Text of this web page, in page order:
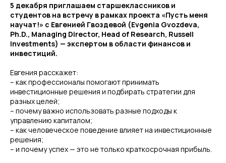
5 декабря приглашаем старшеклассников и
студентов на встречу в рамках проекта «Пусть меня
научат!» с Евгенией Гвоздевой (Evgenia Gvozdeva,
Ph.D., Managing Director, Head of Research, Russell
Investments) — экспертом в области финансов и
инвестиций.
Евгения расскажет:
– как профессионалы помогают принимать
инвестиционные решения и подбирать стратегии для
разных целей;
– почему важно использовать разные подходы к
управлению капиталом;
– как человеческое поведение влияет на инвестиционные
решения;
– и почему успех — это не только краткосрочная прибыль.